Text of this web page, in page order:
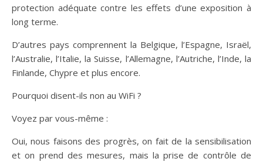
protection adéquate contre les effets d’une exposition à
long terme.
D’autres pays comprennent la Belgique, l’Espagne, Israël,
l’Australie, l’Italie, la Suisse, l’Allemagne, l’Autriche, l’Inde, la
Finlande, Chypre et plus encore.
Pourquoi disent-ils non au WiFi ?
Voyez par vous-même :
Oui, nous faisons des progrès, on fait de la sensibilisation
et on prend des mesures, mais la prise de contrôle de